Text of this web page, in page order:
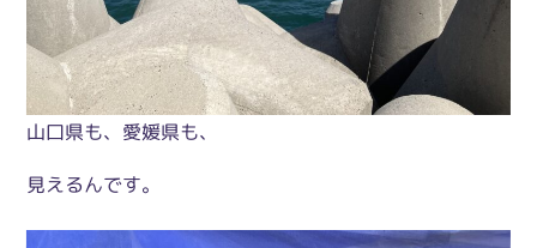
山口県も、愛媛県も、
見えるんです。